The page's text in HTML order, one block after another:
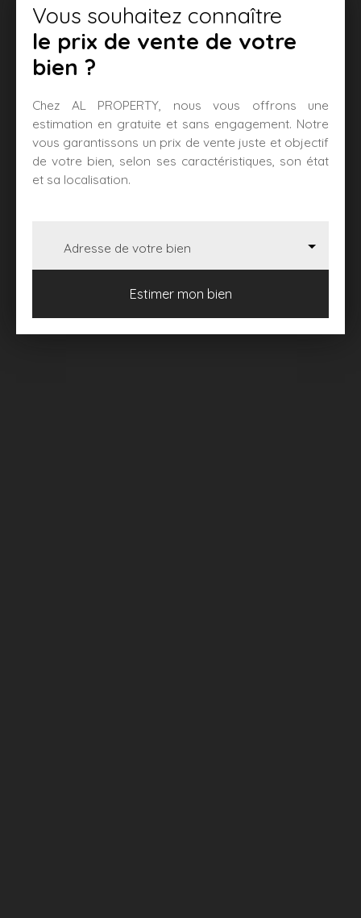
Vous souhaitez connaître
le prix de vente de votre
bien ?
Chez AL PROPERTY, nous vous offrons une
estimation en gratuite et sans engagement. Notre
vous garantissons un prix de vente juste et objectif
de votre bien, selon ses caractéristiques, son état
et sa localisation.
Adresse de votre bien
Estimer mon bien